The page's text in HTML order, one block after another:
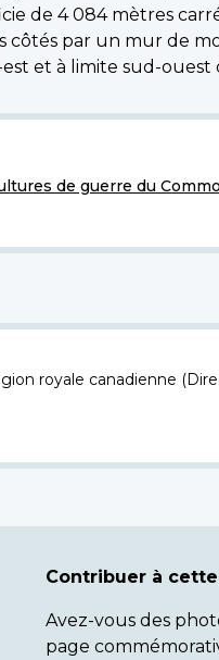
de 4 084 mètres
par un mur de
et à limite sud-ouest
de guerre du
royale canadienne
Contribuer à
Avez-vous des
page